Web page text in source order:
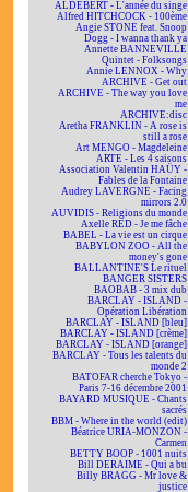
ALDEBERT - L'année du singe
Alfred HITCHCOCK - 100ème
Angie STONE feat. Snoop
Dogg - I wanna thank ya
Annette BANNEVILLE
Quintet - Folksongs
Annie LENNOX - Why
ARCHIVE - Get out
ARCHIVE - The way you love
me
ARCHIVE:disc
Aretha FRANKLIN - A rose is
still a rose
Art MENGO - Magdeleine
ARTE - Les 4 saisons
Association Valentin HAÜY -
Fables de la Fontaine
Audrey LAVERGNE - Facing
mirrors 2.0
AUVIDIS - Religions du monde
Axelle RED - Je me fâche
BABEL - La vie est un cirque
BABYLON ZOO - All the
money's gone
BALLANTINE'S Le rituel
BANGER SISTERS
BAOBAB - 3 mix dub
BARCLAY - ISLAND -
Opération Libération
BARCLAY - ISLAND [bleu]
BARCLAY - ISLAND [crème]
BARCLAY - ISLAND [orange]
BARCLAY - Tous les talents du
monde 2
BATOFAR cherche Tokyo -
Paris 7-16 décembre 2001
BAYARD MUSIQUE - Chants
sacrés
BBM - Where in the world (edit)
Béatrice URIA-MONZON -
Carmen
BETTY BOOP - 1001 nuits
Bill DERAIME - Qui a bu
Billy BRAGG - Mr love &
justice